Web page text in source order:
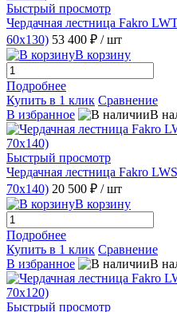
Быстрый просмотр
Чердачная лестница Fakro
60х130) 53 400 ₽ / шт
В корзину
Подробнее
Купить в 1 клик Сравнение
В избранное
В
Быстрый просмотр
Чердачная лестница Fakro
70х140) 20 500 ₽ / шт
В корзину
Подробнее
Купить в 1 клик Сравнение
В избранное
В
Быстрый просмотр